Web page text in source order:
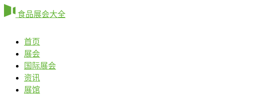
食品展会大全
首页
展会
国际展会
资讯
展馆